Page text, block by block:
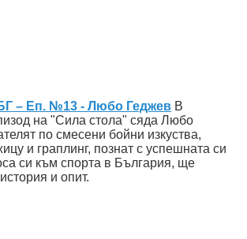
– Еп. №13 - Любо Геджев В
на "Сила стола" сяда Любо
по смесени бойни изкуства,
и граплинг, познат с успешната си
си към спорта в България, ще
и опит.